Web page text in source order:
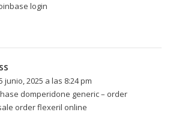
login
junio, 2025 a las 8:24 pm
domperidone generic – order
order flexeril online